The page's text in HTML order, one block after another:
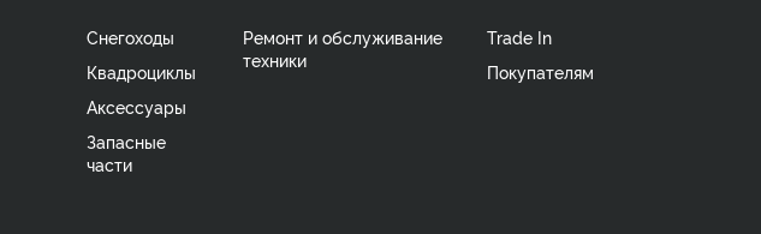
Снегоходы
Квадроциклы
Аксессуары
Запасные
части
Ремонт и обслуживание
техники
Trade In
Покупателям